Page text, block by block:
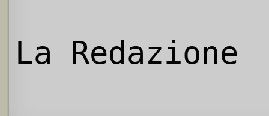
La Redazione